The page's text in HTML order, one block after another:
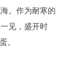
。作为耐寒的
见，盛开时
。